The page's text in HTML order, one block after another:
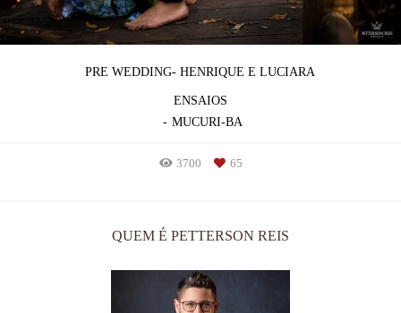
PRE WEDDING- HENRIQUE E LUCIARA
ENSAIOS
MUCURI-BA
3700 65
QUEM É PETTERSON REIS